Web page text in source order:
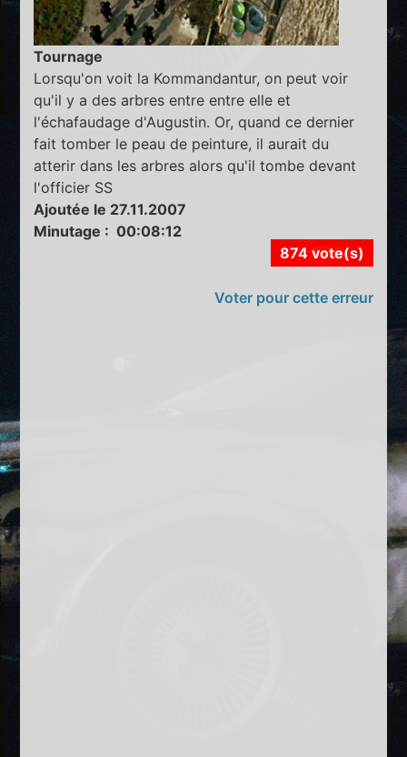
Tournage
Lorsqu'on voit la Kommandantur, on peut voir
qu'il y a des arbres entre entre elle et
l'échafaudage d'Augustin. Or, quand ce dernier
fait tomber le peau de peinture, il aurait du
atterir dans les arbres alors qu'il tombe devant
l'officier SS
Ajoutée le 27.11.2007
Minutage : 00:08:12
874 vote(s)
Voter pour cette erreur